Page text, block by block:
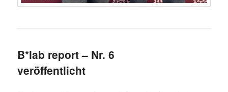
B*lab report – Nr. 6
veröffentlicht